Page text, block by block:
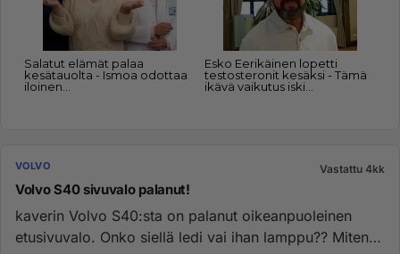
VOLVO Vastattu 4kk
Volvo S40 sivuvalo palanut!
kaverin Volvo S40:sta on palanut oikeanpuoleinen
etusivuvalo. Onko siellä ledi vai ihan lamppu?? Miten